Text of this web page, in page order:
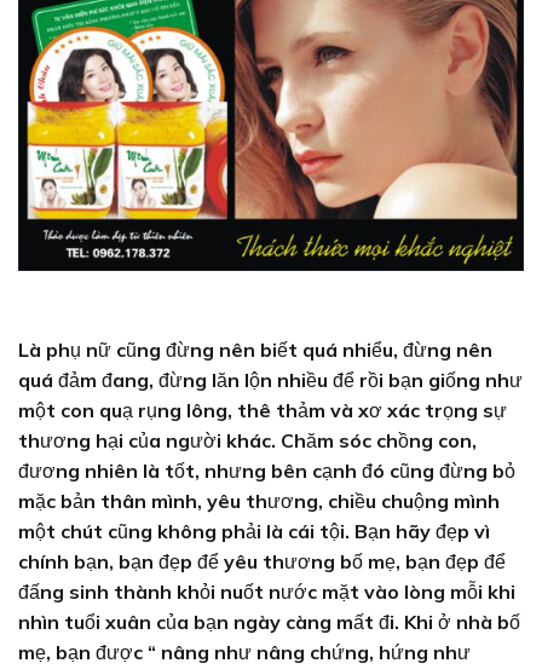
Là phụ nữ cũng đừng nên biết quá nhiểu, đừng nên
quá đảm đang, đừng lăn lộn nhiều để rồi bạn giống như
một con quạ rụng lông, thê thảm và xơ xác trọng sự
thương hại của người khác. Chăm sóc chồng con,
đương nhiên là tốt, nhưng bên cạnh đó cũng đừng bỏ
mặc bản thân mình, yêu thương, chiều chuộng mình
một chút cũng không phải là cái tội. Bạn hãy đẹp vì
chính bạn, bạn đẹp để yêu thương bố mẹ, bạn đẹp để
đấng sinh thành khỏi nuốt nước mặt vào lòng mỗi khi
nhìn tuổi xuân của bạn ngày càng mất đi. Khi ở nhà bố
mẹ, bạn được “ nâng như nâng chứng, hứng như